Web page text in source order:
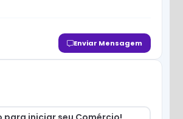
Enviar Mensagem